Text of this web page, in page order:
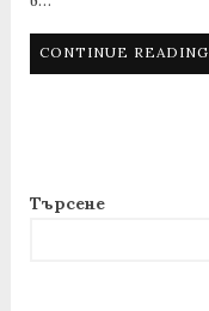
CONTINUE READING
Търсене